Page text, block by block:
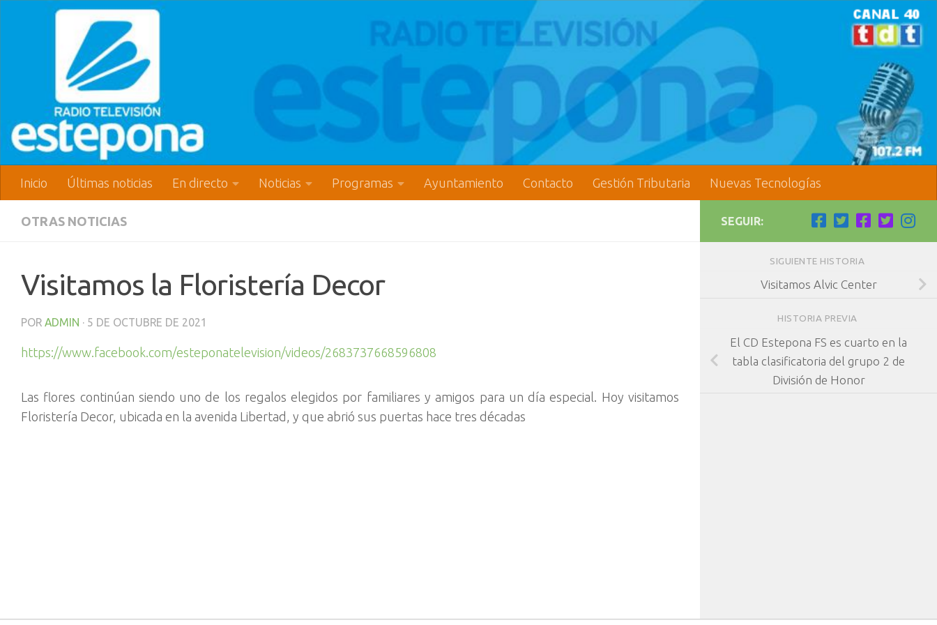
Inicio Últimas noticias En directo Noticias Programas Ayuntamiento Contacto Gestión Tributaria Nuevas Tecnologías
OTRAS NOTICIAS
Visitamos la Floristería Decor
POR ADMIN · 5 DE OCTUBRE DE 2021
https://www.facebook.com/esteponatelevision/videos/2683737668596808
Las flores continúan siendo uno de los regalos elegidos por familiares y amigos para un día especial. Hoy visitamos
Floristería Decor, ubicada en la avenida Libertad, y que abrió sus puertas hace tres décadas
SEGUIR:
SIGUIENTE HISTORIA
Visitamos Alvic Center
HISTORIA PREVIA
El CD Estepona FS es cuarto en la
tabla clasificatoria del grupo 2 de
División de Honor